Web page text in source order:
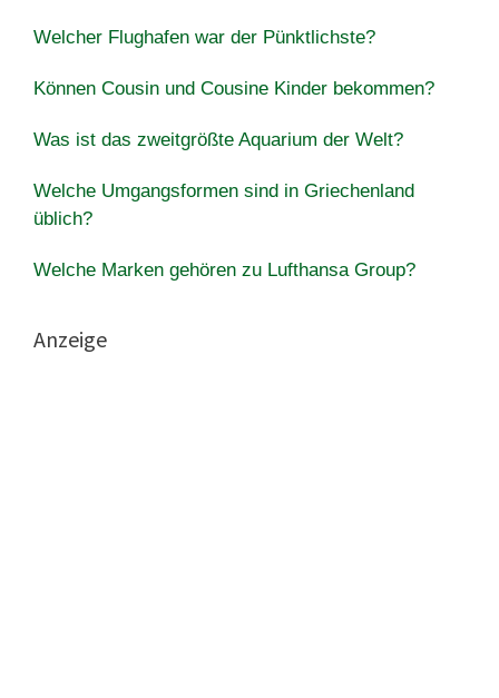
Welcher Flughafen war der Pünktlichste?
Können Cousin und Cousine Kinder bekommen?
Was ist das zweitgrößte Aquarium der Welt?
Welche Umgangsformen sind in Griechenland
üblich?
Welche Marken gehören zu Lufthansa Group?
Anzeige